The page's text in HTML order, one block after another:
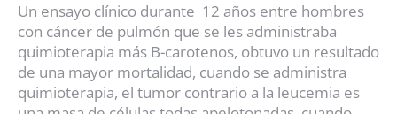
Un ensayo clínico durante 12 años entre hombres
con cáncer de pulmón que se les administraba
quimioterapia más B-carotenos, obtuvo un resultado
de una mayor mortalidad, cuando se administra
quimioterapia, el tumor contrario a la leucemia es